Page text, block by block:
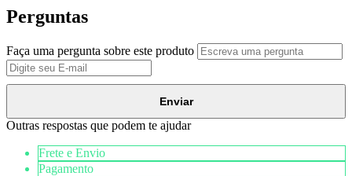
Perguntas
Faça uma pergunta sobre este produto
Enviar
Outras respostas que podem te ajudar
Frete e Envio
Pagamento